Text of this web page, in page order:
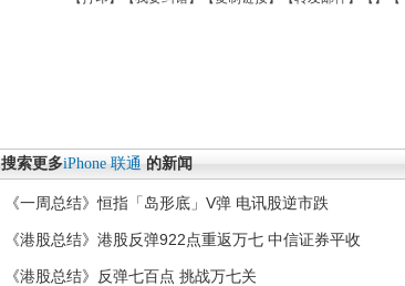
搜索更多iPhone 联通 的新闻
《一周总结》恒指「岛形底」V弹 电讯股逆市跌
《港股总结》港股反弹922点重返万七 中信证券平收
《港股总结》反弹七百点 挑战万七关